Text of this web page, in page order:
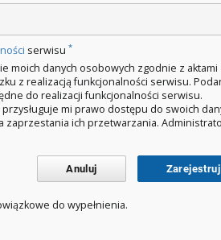
serwisu *
moich danych osobowych zgodnie z aktami
z realizacją funkcjonalności serwisu.
do realizacji funkcjonalności serwisu.
mi prawo dostępu do swoich
zaprzestania ich przetwarzania.
Anuluj Zarejestruj
do wypełnienia.